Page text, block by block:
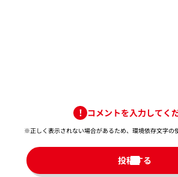
コメントを入力してく
※正しく表示されない場合があるため、環境依存文字の
投稿する